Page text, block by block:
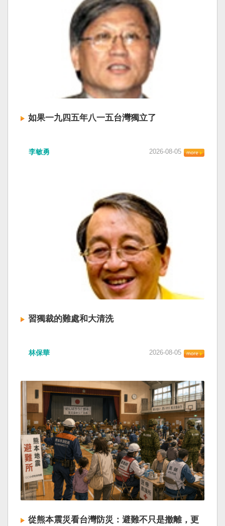
如果一九四五年八一五台灣獨立了
李敏勇 2026-08-05
習獨裁的難處和大清洗
林保華 2026-08-05
從熊本震災看台灣防災：避難不只是撤離，更